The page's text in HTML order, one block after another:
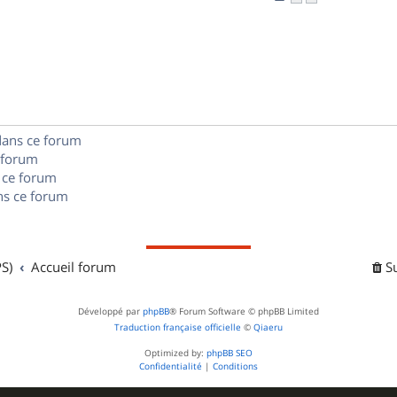
ce forum
forum
ce forum
Accueil forum
Développé par phpBB® Forum Software © phpBB Limited
Traduction française officielle © Qiaeru
Optimized by: phpBB SEO
Confidentialité | Conditions